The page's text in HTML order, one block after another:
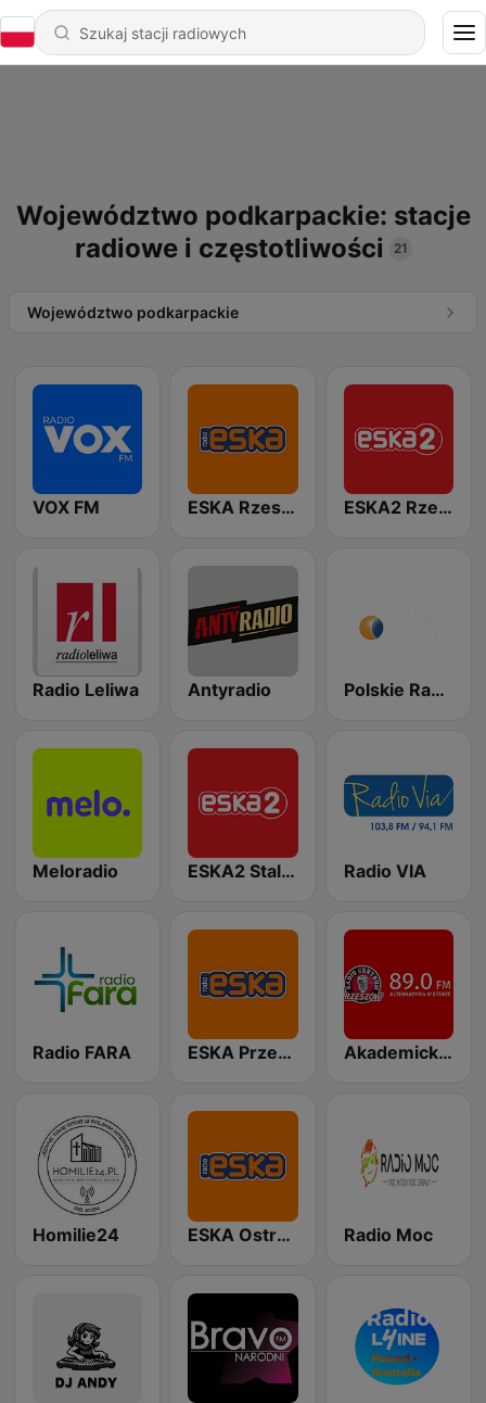
Województwo podkarpackie: stacje
radiowe i częstotliwości
21
Województwo podkarpackie
VOX FM ESKA Rzeszów ESKA2 Rzeszów
Radio Leliwa Antyradio Polskie Radio Rzeszów
Meloradio ESKA2 Stalowa Wola Radio VIA
Radio FARA ESKA Przemyśl Akademickie Radio Centrum 89.0 FM
Homilie24 ESKA Ostrów-Kalisz Radio Moc